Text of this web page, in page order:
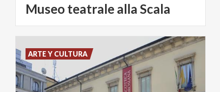
MuseoteatraleallaScala
ARTE Y CULTURA